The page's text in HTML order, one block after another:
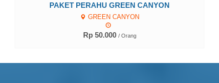
PAKET PERAHU GREEN CANYON
GREEN CANYON
Rp 50.000 / Orang